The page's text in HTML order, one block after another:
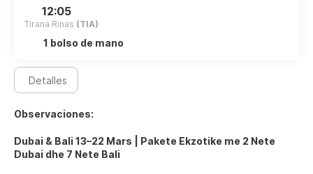
12:05
Tirana Rinas (TIA)
1 bolso de mano
Detalles
Observaciones:
Dubai & Bali 13–22 Mars | Pakete Ekzotike me 2 Nete
Dubai dhe 7 Nete Bali